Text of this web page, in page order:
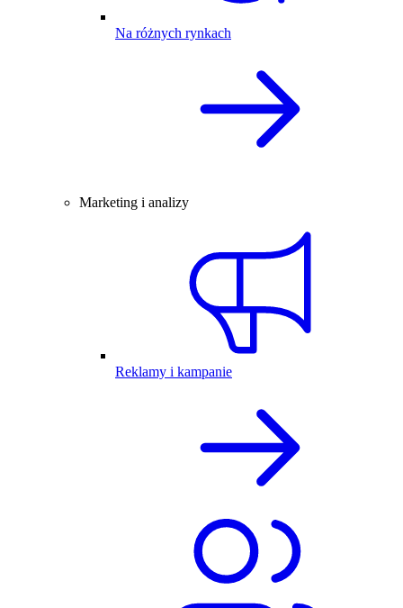
Na różnych rynkach
Marketing i analizy
Reklamy i kampanie